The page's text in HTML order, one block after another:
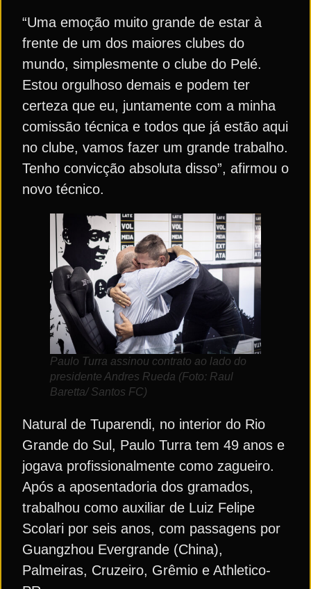
“Uma emoção muito grande de estar à
frente de um dos maiores clubes do
mundo, simplesmente o clube do Pelé.
Estou orgulhoso demais e podem ter
certeza que eu, juntamente com a minha
comissão técnica e todos que já estão aqui
no clube, vamos fazer um grande trabalho.
Tenho convicção absoluta disso”, afirmou o
novo técnico.
Paulo Turra assinou contrato ao lado do
presidente Andres Rueda (Foto: Raul
Baretta/ Santos FC)
Natural de Tuparendi, no interior do Rio
Grande do Sul, Paulo Turra tem 49 anos e
jogava profissionalmente como zagueiro.
Após a aposentadoria dos gramados,
trabalhou como auxiliar de Luiz Felipe
Scolari por seis anos, com passagens por
Guangzhou Evergrande (China),
Palmeiras, Cruzeiro, Grêmio e Athletico-